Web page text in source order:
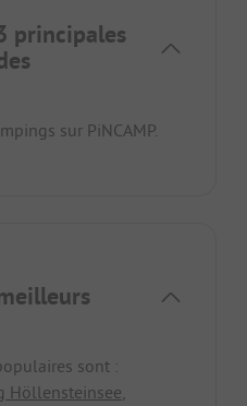
principales
sur PiNCAMP.
sont :
Höllensteinsee,